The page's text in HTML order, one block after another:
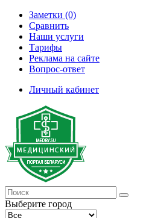
Заметки (0)
Сравнить
Наши услуги
Тарифы
Реклама на сайте
Вопрос-ответ
Личный кабинет
Выберите город